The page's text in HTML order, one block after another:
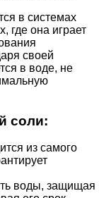
в системах
где она играет
своей
в воде, не
соли:
из самого
воды, защищая